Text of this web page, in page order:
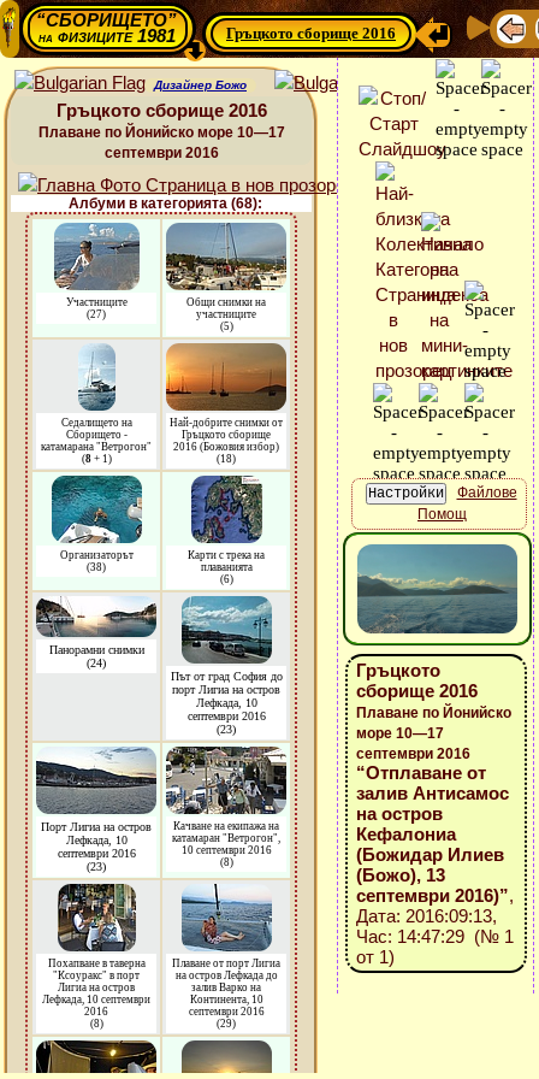
“СБОРИЩЕТО”
нафизиците 1981 Гръцкото сборище 2016
Дизайнер Божо
Гръцкото сборище 2016
Плаване по Йонийско море 10—17
септември 2016
Албуми в категорията (68):
Участниците
(27)
Общи снимки на
участниците
(5)
Седалището на
Сборището -
катамарана "Ветрогон"
(8+ 1)
Най-добрите снимки от
Гръцкото сборище
2016 (Божовия избор)
(18)
Организаторът
(38)
Карти с трека на
плаванията
(6)
Панорамни снимки
(24)
Път от град София до
порт Лигиа на остров
Лефкада, 10
септември 2016
(23)
Порт Лигиа на остров
Лефкада, 10
септември 2016
(23)
Качване на екипажа на
катамаран "Ветрогон",
10 септември 2016
(8)
Похапване в таверна
"Ксоуракс" в порт
Лигиа на остров
Лефкада, 10 септември
2016
(8)
Плаване от порт Лигиа
на остров Лефкада до
залив Варко на
Континента, 10
септември 2016
(29)
Файлове
Помощ
Гръцкото
сборище 2016
Плаване по Йонийско
море 10—17
септември 2016
“Отплаване от
залив Антисамос
на остров
Кефалониа
(Божидар Илиев
(Божо), 13
септември 2016)”,
Дата: 2016:09:13,
Час: 14:47:29 (№ 1
от 1)